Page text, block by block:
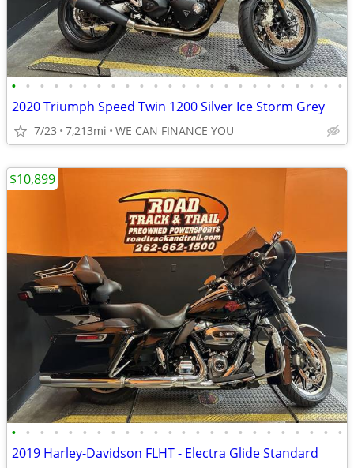
• • • • • • • • • • • • • • • • • • • • • • • •
2020 Triumph Speed Twin 1200 Silver Ice Storm Grey
7/23 7,213mi WE CAN FINANCE YOU
• • • • • • • • • • • • • • • • • • • • • • • •
2019 Harley-Davidson FLHT - Electra Glide Standard
$10,899